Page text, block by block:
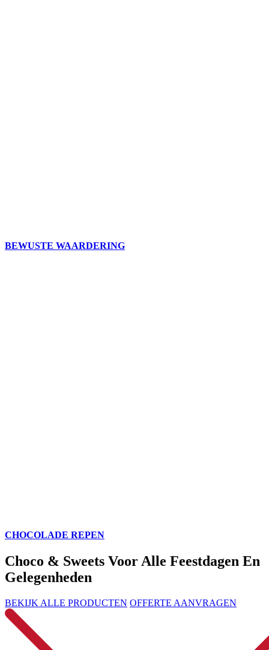
BEWUSTE WAARDERING
CHOCOLADE REPEN
Choco & Sweets Voor Alle Feestdagen En
Gelegenheden
BEKIJK ALLE PRODUCTEN OFFERTE AANVRAGEN